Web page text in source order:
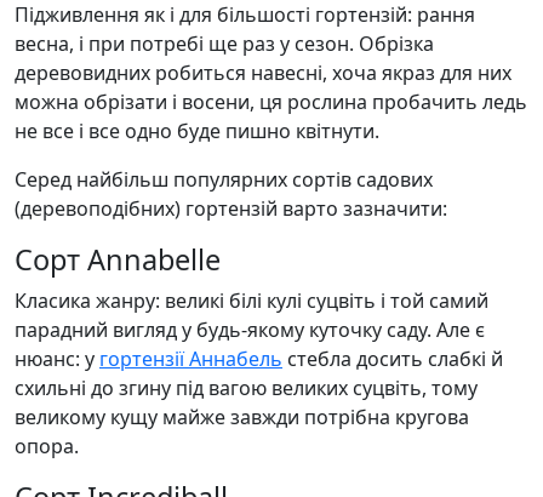
Підживлення як і для більшості гортензій: рання
весна, і при потребі ще раз у сезон. Обрізка
деревовидних робиться навесні, хоча якраз для них
можна обрізати і восени, ця рослина пробачить ледь
не все і все одно буде пишно квітнути.
Серед найбільш популярних сортів садових
(деревоподібних) гортензій варто зазначити:
Сорт Annabelle
Класика жанру: великі білі кулі суцвіть і той самий
парадний вигляд у будь-якому куточку саду. Але є
нюанс: у гортензії Аннабель стебла досить слабкі й
схильні до згину під вагою великих суцвіть, тому
великому кущу майже завжди потрібна кругова
опора.